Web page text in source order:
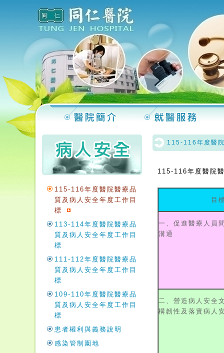
115-116年度醫院醫療品
質及病人安全年度工作目
標
113-114年度醫院醫療品
質及病人安全年度工作目
標
111-112年度醫院醫療品
質及病人安全年度工作目
標
109-110年度醫院醫療品
質及病人安全年度工作目
標
患者權利與義務說明
感染管制園地
115-116年度醫
115-116年度醫院
目
一、促進醫療人員
溝通
二、營造病人安全
構韌性及落實病人